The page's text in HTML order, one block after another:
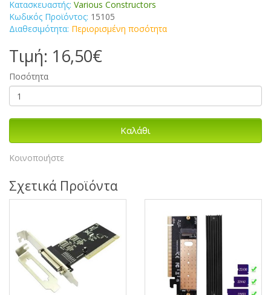
Κατασκευαστής: Various Constructors
Κωδικός Προϊόντος: 15105
Διαθεσιμότητα: Περιορισμένη ποσότητα
Τιμή: 16,50€
Ποσότητα
Καλάθι
Κοινοποιήστε
Σχετικά Προϊόντα